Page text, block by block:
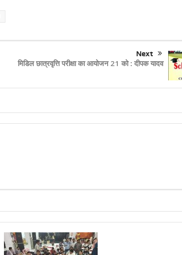
Next
मिडिल छात्रवृत्ति परीक्षा का आयोजन 21 को : दीपक यादव